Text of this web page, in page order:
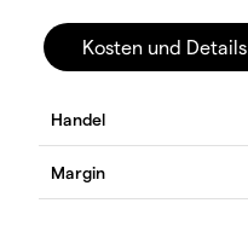
Kosten und Details